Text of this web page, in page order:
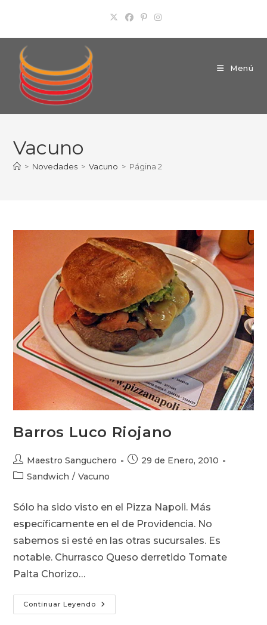
contenido
Menú
Vacuno
> Novedades > Vacuno > Página 2
Barros Luco Riojano
Autor
de
Maestro Sanguchero
Publicación
29 de Enero, 2010
Categoría
entrada:
Sandwich / Vacuno
Sólo ha sido visto en el Pizza Napoli. Más
específicamente en el de Providencia. No
sabemos si esté en las otras sucursales. Es
notable. Churrasco Queso derretido Tomate
Palta Chorizo…
Continuar Leyendo Barros
Luco